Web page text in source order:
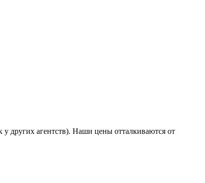
других агентств). Наши цены отталкиваются от